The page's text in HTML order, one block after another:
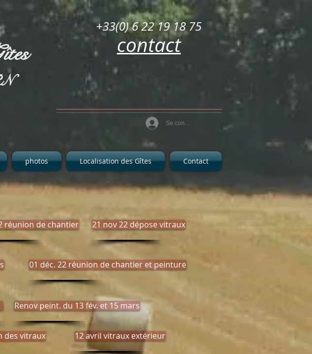
+33(0) 6 22 19 18 75
contact
Se connecter
photos Localisation des Gîtes Contact
réunion de chantier 21 nov 22 dépose vitraux
01 déc. 22 réunion de chantier et peinture
Renov peint. du 13 fév. et 15 mars
des vitraux 12 avril vitraux extérieur